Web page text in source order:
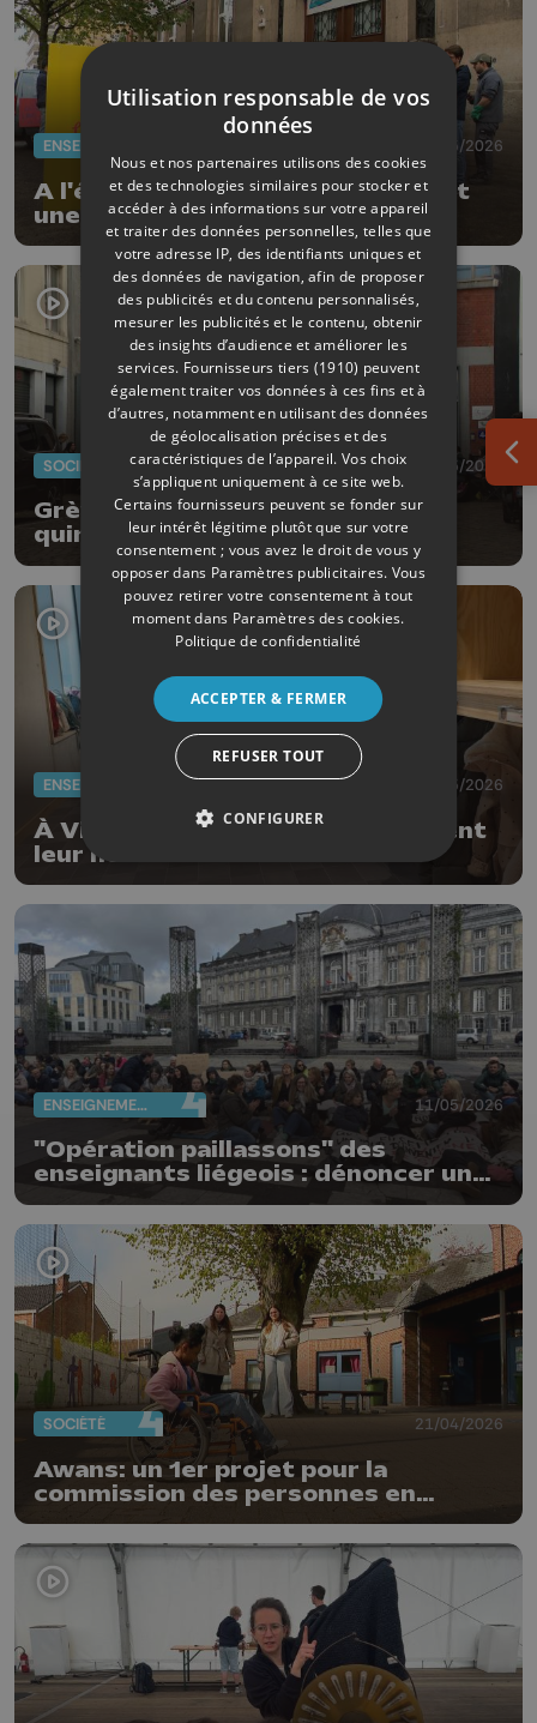
20/05/2026
A l'école Léon Mignon, la grève est
une question de survie
SOCIÉTÉ 15/05/2026
Grève des enseignants dans une
quinzaine d'écoles liégeoises
11/05/2026
À Vinalmont, les élèves découvrent
leur nouvelle école
ENSEIGNEMENT 11/05/2026
"Opération paillassons" des
enseignants liégeois : dénoncer une
SOCIÉTÉ 21/04/2026
Awans: un 1er projet pour la
commission des personnes en
situation de handicap
Utilisation responsable de vos
données
Nous et nos partenaires utilisons des cookies
et des technologies similaires pour stocker et
accéder à des informations sur votre appareil
et traiter des données personnelles, telles que
votre adresse IP, des identifiants uniques et
des données de navigation, afin de proposer
des publicités et du contenu personnalisés,
mesurer les publicités et le contenu, obtenir
des insights d’audience et améliorer les
services. Fournisseurs tiers (1910) peuvent
également traiter vos données à ces fins et à
d’autres, notamment en utilisant des données
de géolocalisation précises et des
caractéristiques de l’appareil. Vos choix
s’appliquent uniquement à ce site web.
Certains fournisseurs peuvent se fonder sur
leur intérêt légitime plutôt que sur votre
consentement ; vous avez le droit de vous y
opposer dans Paramètres publicitaires. Vous
pouvez retirer votre consentement à tout
moment dans Paramètres des cookies.
Politique de confidentialité
ACCEPTER & FERMER
REFUSER TOUT
CONFIGURER